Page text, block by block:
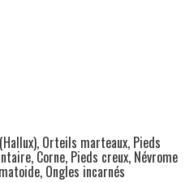
Orteils marteaux, Pieds
Corne, Pieds creux, Névrome
Ongles incarnés